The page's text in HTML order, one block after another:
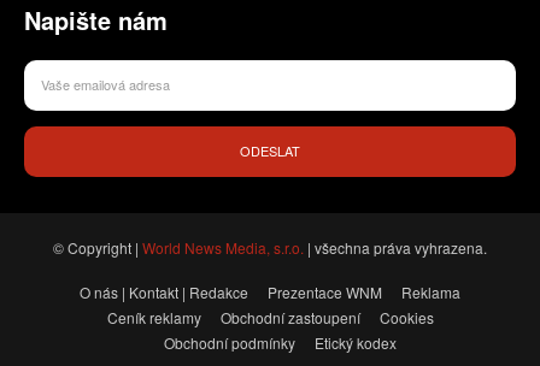
Napište nám
ODESLAT
© Copyright | World News Media, s.r.o. | všechna práva vyhrazena.
O nás | Kontakt | Redakce Prezentace WNM
Reklama
Ceník reklamy
Obchodní zastoupení
Cookies
Obchodní podmínky
Etický kodex